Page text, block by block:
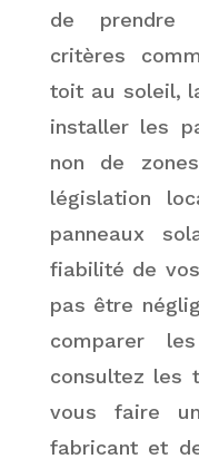
de prendre
critères
toit au soleil,
installer les
non de
législation
panneaux
fiabilité de
pas être
comparer
consultez les
vous faire
fabricant et